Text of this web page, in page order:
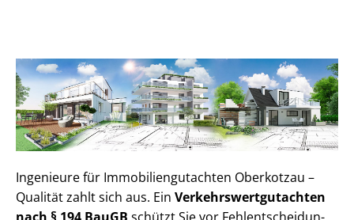
Ingenieure für Im­mo­bi­li­en­gut­ach­ten Oberkotzau –
Qualität zahlt sich aus. Ein Ver­kehrs­wert­gut­ach­ten